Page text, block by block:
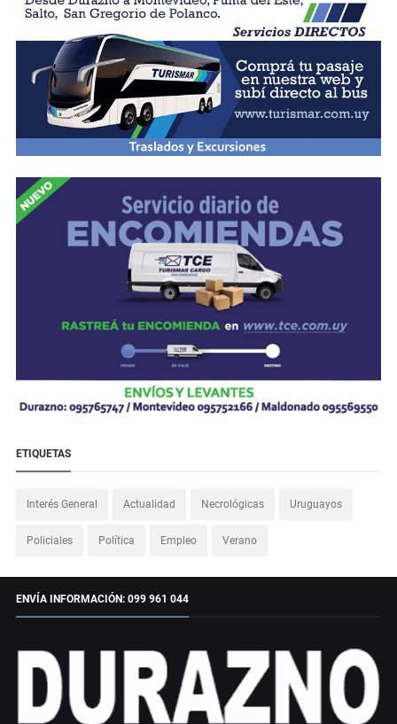
ETIQUETAS
Interés General Actualidad Necrológicas Uruguayos
Policiales Política Empleo Verano
ENVÍA INFORMACIÓN: 099 961 044